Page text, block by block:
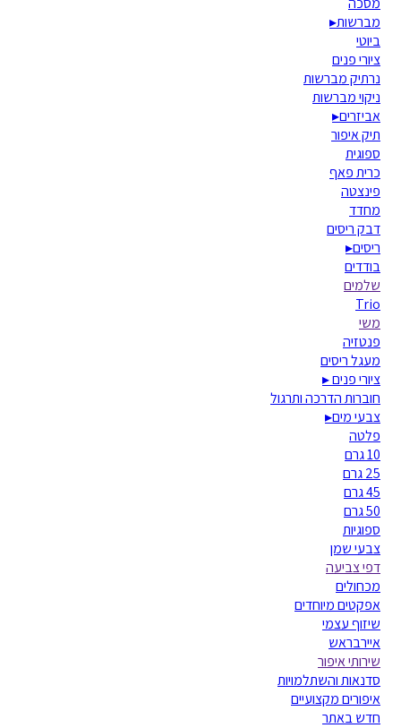
מברשות▸
ביוטי
ציורי פנים
נרתיק מברשות
ניקוי מברשות
אביזרים▸
תיק איפור
ספוגית
כרית פאף
פינצטה
מחדד
דבק ריסים
ריסים▸
בודדים
שלמים
Trio
משי
פנטזיה
מעגל ריסים
ציורי פנים▸
חוברות הדרכה ותרגול
צבעי מים▸
פלטה
10 גרם
25 גרם
45 גרם
50 גרם
ספוגיות
צבעי שמן
דפי צביעה
מכחולים
אפקטים מיוחדים
שיזוף עצמי
איירבראש
שירותי איפור
סדנאות והשתלמויות
איפורים מקצועיים
חדש באתר